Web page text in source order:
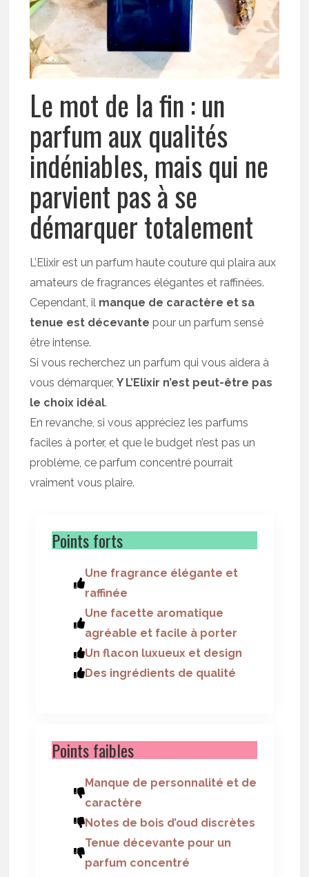
Le mot de la fin : un
parfum aux qualités
indéniables, mais qui ne
parvient pas à se
démarquer totalement
L’Elixir est un parfum haute couture qui plaira aux
amateurs de fragrances élégantes et raffinées.
Cependant, il manque de caractère et sa
tenue est décevante pour un parfum sensé
être intense.
Si vous recherchez un parfum qui vous aidera à
vous démarquer,Y L’Elixir n’est peut-être pas
le choix idéal.
En revanche, si vous appréciez les parfums
faciles à porter, et que le budget n’est pas un
problème, ce parfum concentré pourrait
vraiment vous plaire.
Points forts
Une fragrance élégante et
raffinée
Une facette aromatique
agréable et facile à porter
Un flacon luxueux et design
Des ingrédients de qualité
Points faibles
Manque de personnalité et de
caractère
Notes de bois d’oud discrètes
Tenue décevante pour un
parfum concentré